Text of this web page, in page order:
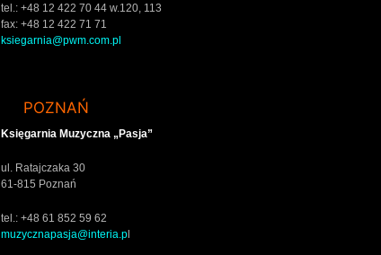
tel.: +48 12 422 70 44 w.120, 113
fax: +48 12 422 71 71
ksiegarnia@pwm.com.pl
POZNAŃ
Księgarnia Muzyczna „Pasja”
ul. Ratajczaka 30
61-815 Poznań
tel.: +48 61 852 59 62
muzycznapasja@interia.pl